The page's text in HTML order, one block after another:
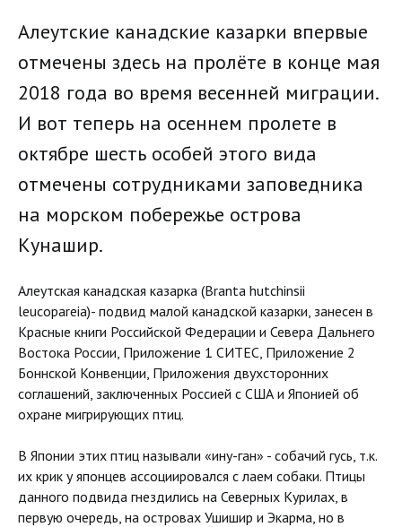
Алеутские канадские казарки впервые
отмечены здесь на пролёте в конце мая
2018 года во время весенней миграции.
И вот теперь на осеннем пролете в
октябре шесть особей этого вида
отмечены сотрудниками заповедника
на морском побережье острова
Кунашир.
Алеутская канадская казарка (Branta hutchinsii
leucopareia)- подвид малой канадской казарки, занесен в
Красные книги Российской Федерации и Севера Дальнего
Востока России, Приложение 1 СИТЕС, Приложение 2
Боннской Конвенции, Приложения двухсторонних
соглашений, заключенных Россией с США и Японией об
охране мигрирующих птиц.
В Японии этих птиц называли «ину-ган» - собачий гусь, т.к.
их крик у японцев ассоциировался с лаем собаки. Птицы
данного подвида гнездились на Северных Курилах, в
первую очередь, на островах Ушишир и Экарма, но в